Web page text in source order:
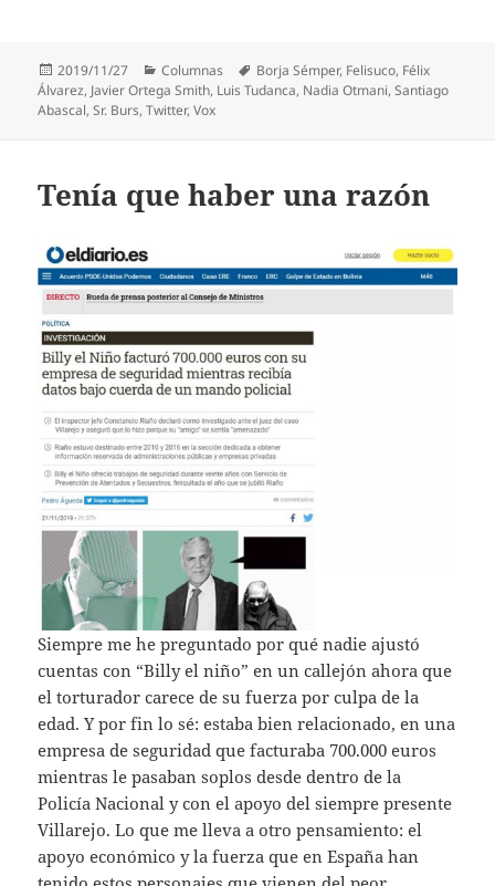
Publicado
el
2019/11/27 Categorías
Columnas Etiquetas
Borja Sémper, Felisuco, Félix
Álvarez, Javier Ortega Smith, Luis Tudanca, Nadia Otmani,Santiago
Abascal,Sr. Burs,Twitter,Vox
Tenía que haber una razón
Siempre me he preguntado por qué nadie ajustó
cuentas con “Billy el niño” en un callejón ahora que
el torturador carece de su fuerza por culpa de la
edad. Y por fin lo sé: estaba bien relacionado, en una
empresa de seguridad que facturaba 700.000 euros
mientras le pasaban soplos desde dentro de la
Policía Nacional y con el apoyo del siempre presente
Villarejo. Lo que me lleva a otro pensamiento: el
apoyo económico y la fuerza que en España han